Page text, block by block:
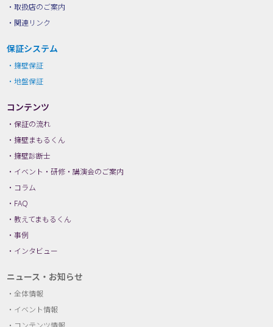
取扱店のご案内
関連リンク
保証システム
擁壁保証
地盤保証
コンテンツ
保証の流れ
擁壁まもるくん
擁壁診断士
イベント・研修・講演会のご案内
コラム
FAQ
教えてまもるくん
事例
インタビュー
ニュース・お知らせ
全体情報
イベント情報